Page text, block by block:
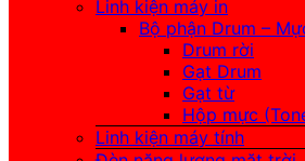
Linh kiện máy in
Bộ phận Drum –
Drum rời
Gạt Drum
Gạt từ
Hộp mực
Linh kiện máy tính